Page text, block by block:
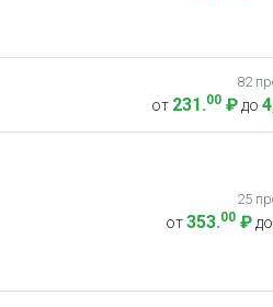
82
от 231.00 ₽ до
25
от353.00 ₽ до